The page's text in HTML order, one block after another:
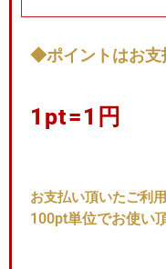
◆ポイントはお支
1pt=1円
お支払い頂いたご利
100pt単位でお使い